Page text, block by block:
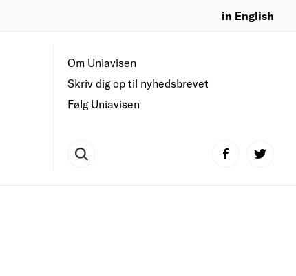
in English
Om Uniavisen
Skriv dig op til nyhedsbrevet
Følg Uniavisen